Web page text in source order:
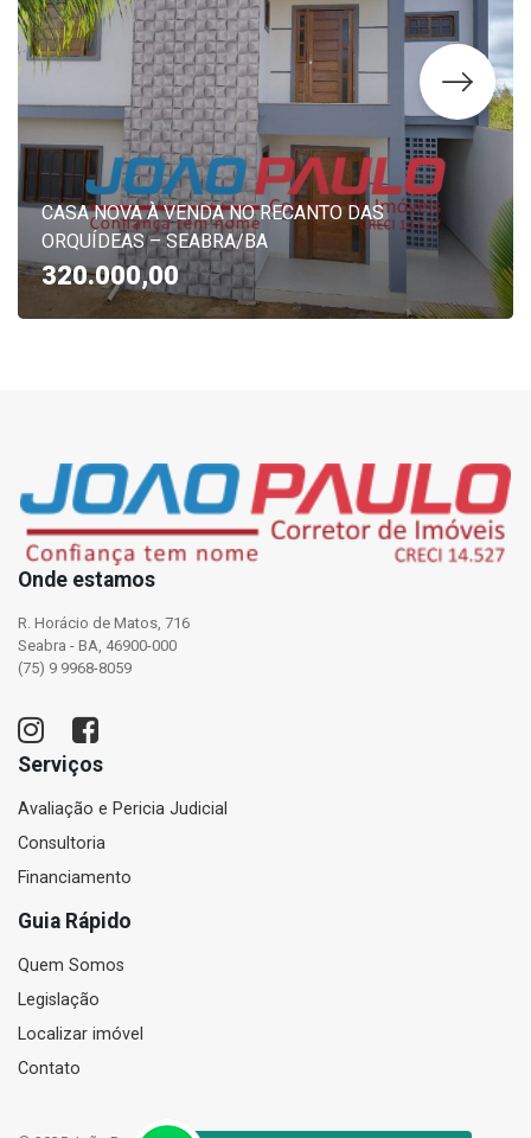
CASA NOVA À VENDA NO RECANTO DAS
ORQUÍDEAS – SEABRA/BA
320.000,00
Onde estamos
R. Horácio de Matos, 716
Seabra - BA, 46900-000
(75) 9 9968-8059
Serviços
Avaliação e Pericia Judicial
Consultoria
Financiamento
Guia Rápido
Quem Somos
Legislação
Localizar imóvel
Contato